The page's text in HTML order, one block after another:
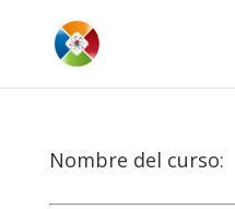
Nombre del curso: